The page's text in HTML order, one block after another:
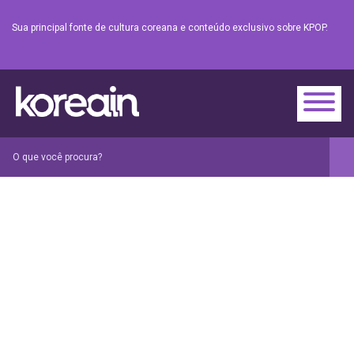
Sua principal fonte de cultura coreana e conteúdo exclusivo sobre KPOP.